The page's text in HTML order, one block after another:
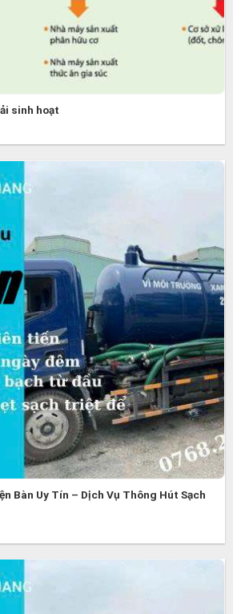
sinh hoạt
Bàn Uy Tín – Dịch Vụ Thông Hút Sạch